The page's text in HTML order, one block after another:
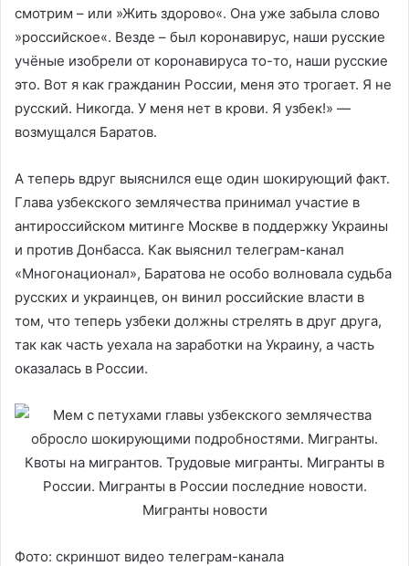
смотрим – или »Жить здорово«. Она уже забыла слово
»российское«. Везде – был коронавирус, наши русские
учёные изобрели от коронавируса то-то, наши русские
это. Вот я как гражданин России, меня это трогает. Я не
русский. Никогда. У меня нет в крови. Я узбек!» —
возмущался Баратов.
А теперь вдруг выяснился еще один шокирующий факт.
Глава узбекского землячества принимал участие в
антироссийском митинге Москве в поддержку Украины
и против Донбасса. Как выяснил телеграм-канал
«Многонационал», Баратова не особо волновала судьба
русских и украинцев, он винил российские власти в
том, что теперь узбеки должны стрелять в друг друга,
так как часть уехала на заработки на Украину, а часть
оказалась в России.
Фото: скриншот видео телеграм-канала